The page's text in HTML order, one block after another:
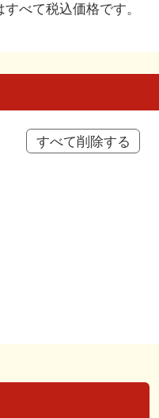
べて税込価格です。
すべて削除する